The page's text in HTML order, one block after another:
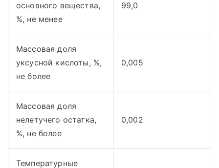
основного вещества,
%, не менее
99,0
Массовая доля
уксусной кислоты, %,
не более
0,005
Массовая доля
нелетучего остатка,
%, не более
0,002
Температурные